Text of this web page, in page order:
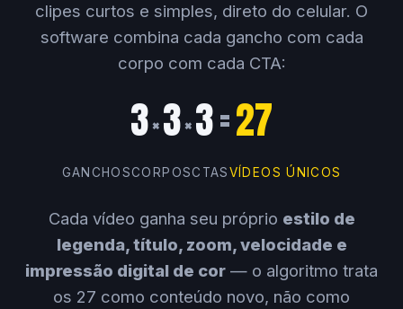
clipes curtos e simples, direto do celular. O
software combina cada gancho com cada
corpo com cada CTA:
3×3×3=27
GANCHOSCORPOSCTASVÍDEOS ÚNICOS
Cada vídeo ganha seu próprio estilo de
legenda, título, zoom, velocidade e
impressão digital de cor — o algoritmo trata
os 27 como conteúdo novo, não como